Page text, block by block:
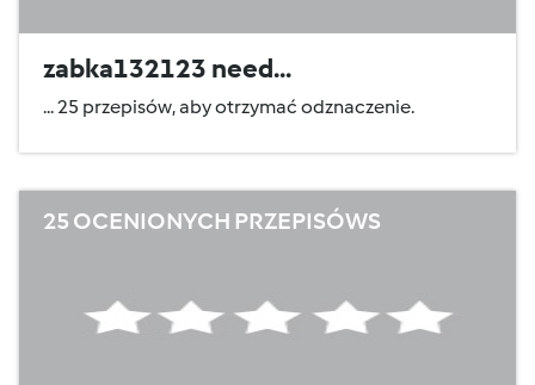
zabka132123 need...
... 25 przepisów, aby otrzymać odznaczenie.
25 OCENIONYCH PRZEPISÓWS